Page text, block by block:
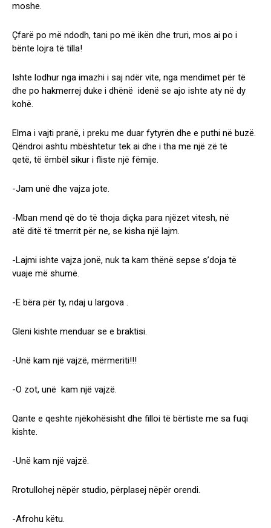
moshe.
Çfarë po më ndodh, tani po më ikën dhe truri, mos ai po i
bënte lojra të tilla!
Ishte lodhur nga imazhi i saj ndër vite, nga mendimet për të
dhe po hakmerrej duke i dhënë idenë se ajo ishte aty në dy
kohë.
Elma i vajti pranë, i preku me duar fytyrën dhe e puthi në buzë.
Qëndroi ashtu mbështetur tek ai dhe i tha me një zë të
qetë, të ëmbël sikur i fliste një fëmije.
-Jam unë dhe vajza jote.
-Mban mend që do të thoja diçka para njëzet vitesh, në
atë ditë të tmerrit për ne, se kisha një lajm.
-Lajmi ishte vajza jonë, nuk ta kam thënë sepse s’doja të
vuaje më shumë.
-E bëra për ty, ndaj u largova .
Gleni kishte menduar se e braktisi.
-Unë kam një vajzë, mërmeriti!!!
-O zot, unë kam një vajzë.
Qante e qeshte njëkohësisht dhe filloi të bërtiste me sa fuqi
kishte.
-Unë kam një vajzë.
Rrotullohej nëpër studio, përplasej nëpër orendi.
-Afrohu këtu.